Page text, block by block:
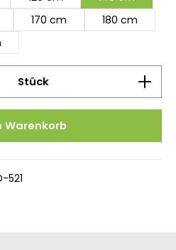
170 cm
180 cm
den gewünschten Wert
Stück
Warenkorb
521